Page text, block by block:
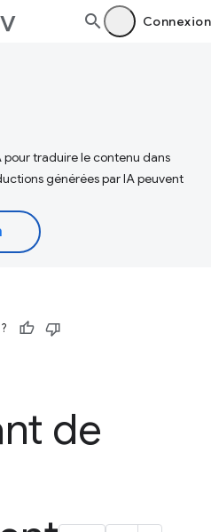
Connexion
traduire le contenu dans
générées par IA peuvent
de